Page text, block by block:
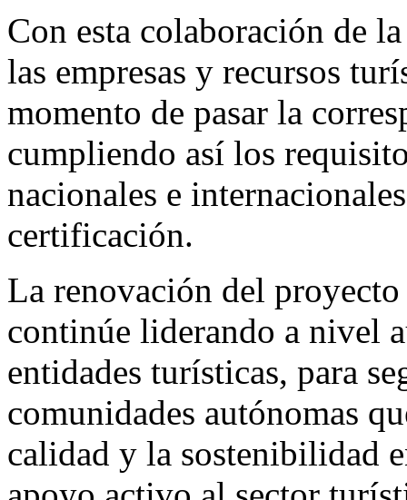
Con esta colaboración de
las empresas y recursos
momento de pasar la
cumpliendo así los
nacionales e
certificación.
La renovación del
continúe liderando a nivel
entidades turísticas, para
comunidades autónomas
calidad y la sostenibilidad